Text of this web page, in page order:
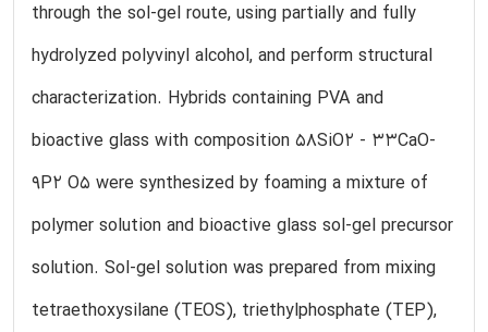
through the sol-gel route, using partially and fully
hydrolyzed polyvinyl alcohol, and perform structural
characterization. Hybrids containing PVA and
bioactive glass with composition 58SiO2 - 33CaO-
9P2 O5 were synthesized by foaming a mixture of
polymer solution and bioactive glass sol-gel precursor
solution. Sol-gel solution was prepared from mixing
tetraethoxysilane (TEOS), triethylphosphate (TEP),